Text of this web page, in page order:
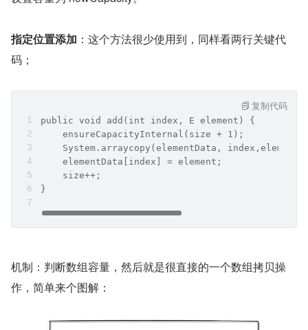
指定位置添加 ：这个方法很少使用到，同样看两行关键代
码；
public void add(int index, E element) {
    ensureCapacityInternal(size + 1);
System.arraycopy(elementData,
    elementData[index] = element;
    size++;
}
复制代码
机制：判断数组容量，然后就是很直接的一个数组拷贝操
作，简单来个图解：